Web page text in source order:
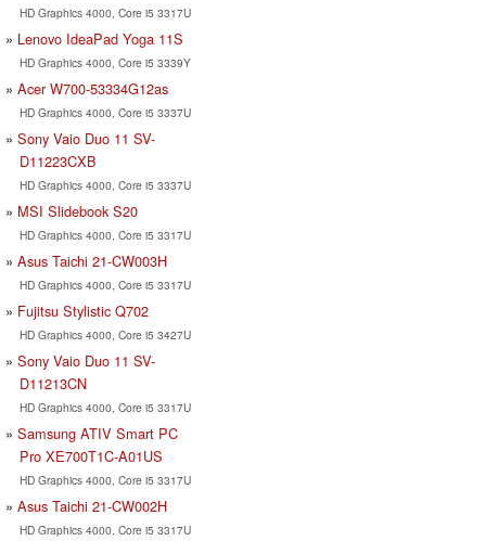
HD Graphics 4000, Core i5 3317U
Lenovo IdeaPad Yoga 11S
HD Graphics 4000, Core i5 3339Y
Acer W700-53334G12as
HD Graphics 4000, Core i5 3337U
Sony Vaio Duo 11 SV-
D11223CXB
HD Graphics 4000, Core i5 3337U
MSI Slidebook S20
HD Graphics 4000, Core i5 3317U
Asus Taichi 21-CW003H
HD Graphics 4000, Core i5 3317U
Fujitsu Stylistic Q702
HD Graphics 4000, Core i5 3427U
Sony Vaio Duo 11 SV-
D11213CN
HD Graphics 4000, Core i5 3317U
Samsung ATIV Smart PC
Pro XE700T1C-A01US
HD Graphics 4000, Core i5 3317U
Asus Taichi 21-CW002H
HD Graphics 4000, Core i5 3317U